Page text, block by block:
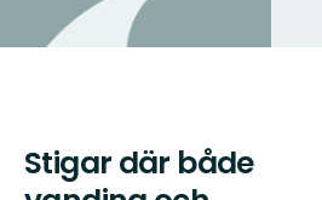
Stigar där både